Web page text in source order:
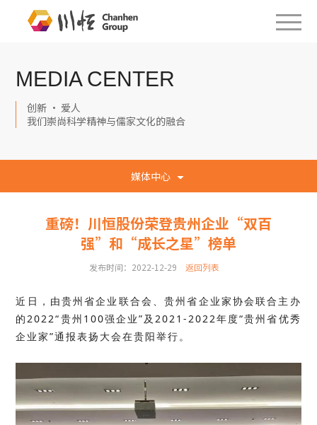
MEDIA CENTER
创新 · 爱人
我们崇尚科学精神与儒家文化的融合
媒体中心
重磅！川恒股份荣登贵州企业“双百
强”和“成长之星”榜单
发布时间：2022-12-29 返回列表
近日，由贵州省企业联合会、贵州省企业家协会联合主办
的2022“贵州100强企业”及2021-2022年度“贵州省优秀
企业家”通报表扬大会在贵阳举行。